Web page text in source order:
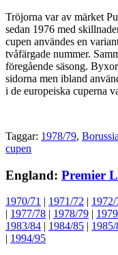
Tröjorna var av märket
sedan 1976 med
cupen användes en
tvåfärgade nummer.
föregående säsong.
sidorna men ibland
i de europeiska cuperna
Taggar: 1978/79,
cupen
England: Premier
1970/71 | 1971/72 |
| 1977/78 | 1978/79 |
1983/84 | 1984/85 |
| 1994/95